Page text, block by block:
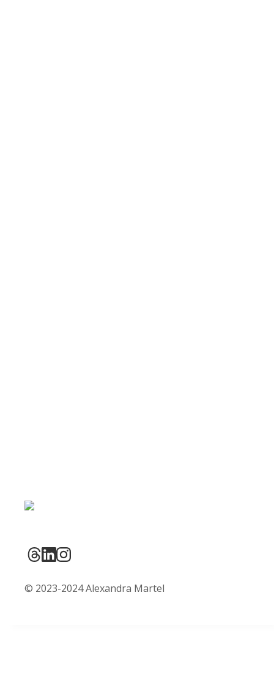
© 2023-2024 Alexandra Martel